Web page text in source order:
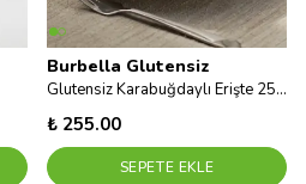
Burbella Glutensiz
Glutensiz Karabuğdaylı Erişte 250 Gram
₺ 255.00
SEPETE EKLE